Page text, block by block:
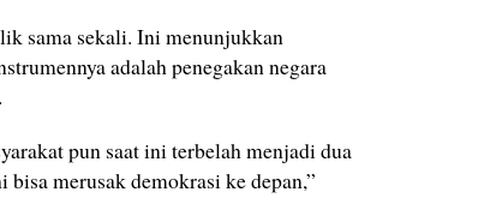
sama sekali. Ini menunjukkan
adalah penegakan negara
pun saat ini terbelah menjadi dua
bisa merusak demokrasi ke depan,”